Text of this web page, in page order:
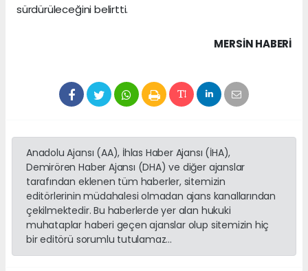
sürdürüleceğini belirtti.
MERSIN HABERİ
Anadolu Ajansı (AA), İhlas Haber Ajansı (İHA),
Demirören Haber Ajansı (DHA) ve diğer ajanslar
tarafından eklenen tüm haberler, sitemizin
editörlerinin müdahalesi olmadan ajans kanallarından
çekilmektedir. Bu haberlerde yer alan hukuki
muhataplar haberi geçen ajanslar olup sitemizin hiç
bir editörü sorumlu tutulamaz...